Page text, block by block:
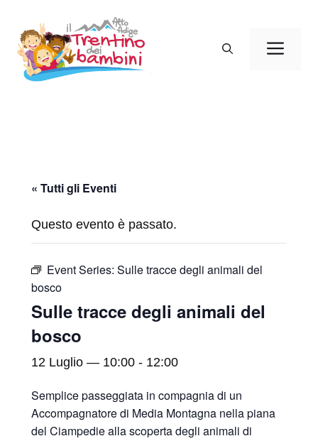
contenuto
« Tutti gli Eventi
Questo evento è passato.
Event Series: Sulle tracce degli animali del
bosco
Sulle tracce degli animali del
bosco
12 Luglio — 10:00 - 12:00
Semplice passeggiata in compagnia di un
Accompagnatore di Media Montagna nella piana
del Ciampedie alla scoperta degli animali di